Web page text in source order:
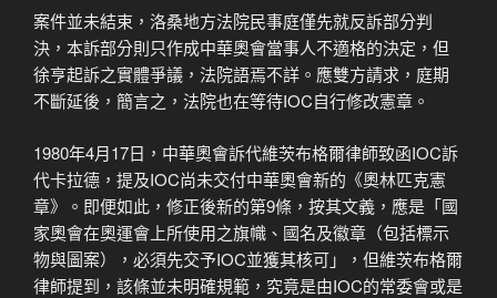
案件並未結束，洛桑地方法院民事庭僅先就反訴部分判
決，本訴部分則只作成中華奧會當事人不適格的決定，但
徐亨起訴之實體爭議，法院語焉不詳。應雙方請求，庭期
不斷延後，簡言之，法院也在等待IOC自行修改憲章。
1980年4月17日，中華奧會訴代維茨布格爾律師致函IOC訴
代卡拉德，提及IOC尚未交付中華奧會新的《奧林匹克憲
章》。即便如此，修正後新的第9條，按其文義，應是「國
家奧會在奧運會上所使用之旗幟、國名及徽章（包括標示
物與圖案），必須先交予IOC並獲其核可」，但維茨布格爾
律師提到，該條並未明確規範，究竟是由IOC的常委會或是